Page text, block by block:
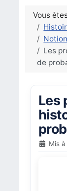
Vous
Les
de
Les
Mis